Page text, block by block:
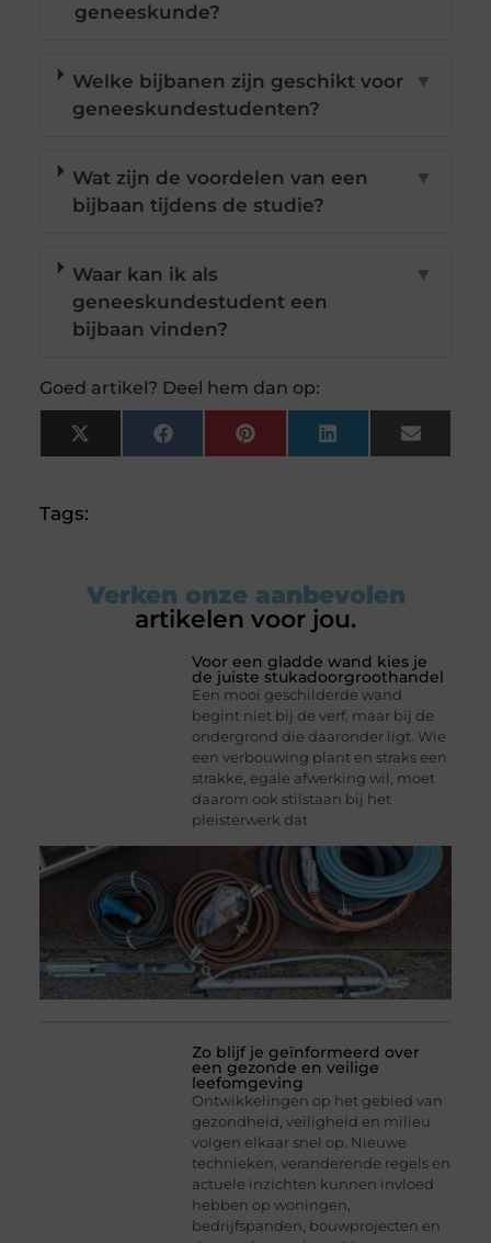
geneeskunde?
Welke bijbanen zijn geschikt voor
geneeskundestudenten?
▼
Wat zijn de voordelen van een
bijbaan tijdens de studie?
▼
Waar kan ik als
geneeskundestudent een
bijbaan vinden?
▼
Goed artikel? Deel hem dan op:
X
(Twitter)
FacebookPinterestLinkedInEmail
Tags:
Verken onze aanbevolen
artikelen voor jou.
Voor een gladde wand kies je
de juiste stukadoorgroothandel
Een mooi geschilderde wand
begint niet bij de verf, maar bij de
ondergrond die daaronder ligt. Wie
een verbouwing plant en straks een
strakke, egale afwerking wil, moet
daarom ook stilstaan bij het
pleisterwerk dat
Zo blijf je geïnformeerd over
een gezonde en veilige
leefomgeving
Ontwikkelingen op het gebied van
gezondheid, veiligheid en milieu
volgen elkaar snel op. Nieuwe
technieken, veranderende regels en
actuele inzichten kunnen invloed
hebben op woningen,
bedrijfspanden, bouwprojecten en